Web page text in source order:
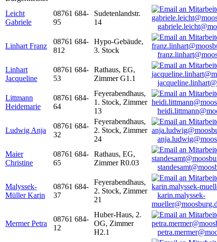
Leicht
Gabriele
08761 684-
95
Sudetenlandstr.
14
Linhart Franz
08761 684-
812
Hypo-Gebäude,
3. Stock
Linhart
Jacqueline
08761 684-
53
Rathaus, EG,
Zimmer G1.1
Littmann
Heidemarie
08761 684-
64
Feyerabendhaus,
1. Stock, Zimmer
13
Ludwig Anja
08761 684-
32
Feyerabendhaus,
2. Stock, Zimmer
24
Maier
Christine
08761 684-
65
Rathaus, EG,
Zimmer R0.03
Malyssek-
Müller Karin
08761 684-
37
Feyerabendhaus,
2. Stock, Zimmer
21
karin.malyssek-
Mermer Petra
08761 684-
12
Huber-Haus, 2.
OG, Zimmer
H2.1